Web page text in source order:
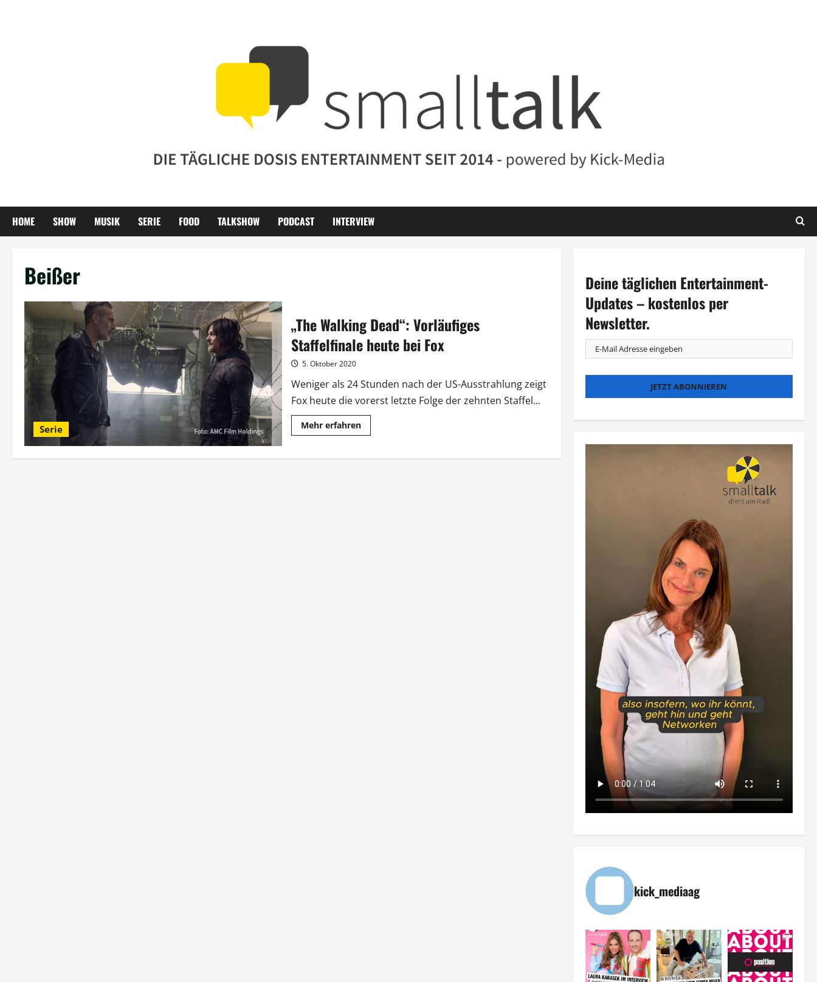
HOME SHOW MUSIK SERIE FOOD TALKSHOW PODCAST INTERVIEW
Beißer
Serie
„The Walking Dead“: Vorläufiges
Staffelfinale heute bei Fox
5. Oktober 2020
Weniger als 24 Stunden nach der US-Ausstrahlung zeigt
Fox heute die vorerst letzte Folge der zehnten Staffel...
Mehr erfahrenMehr
Informationen
Walking
Deine täglichen Entertainment-
Updates – kostenlos per
Newsletter.
kick_mediaag